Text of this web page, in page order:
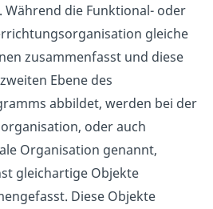
Während die Funktional- oder
gleiche
zusammenfasst und diese
Ebene des
abbildet, werden bei der
oder auch
Organisation genannt,
gleichartige Objekte
Diese Objekte